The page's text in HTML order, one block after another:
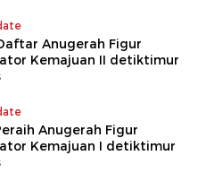
Anugerah Figur
Kemajuan II detiktimur
Anugerah Figur
Kemajuan I detiktimur